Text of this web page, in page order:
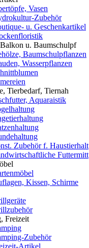
Vasen
Zubehör
u. Geschenkartikel
u. Baumschulpf
Baumschulpflanzen
Wasserpflanzen
Tierbedarf, Tiernah
Aquaraistik
Zubehör f. Haustierhalt
Futtermitt
Kissen, Schirme
Freizeit
Zubehör
Artikel